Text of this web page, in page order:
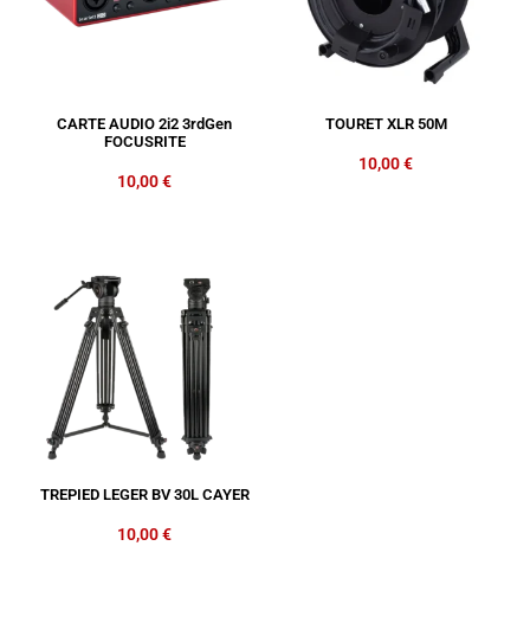
CARTE AUDIO 2i2 3rdGen
FOCUSRITE
10,00€
TOURET XLR 50M
10,00€
TREPIED LEGER BV 30L CAYER
10,00€